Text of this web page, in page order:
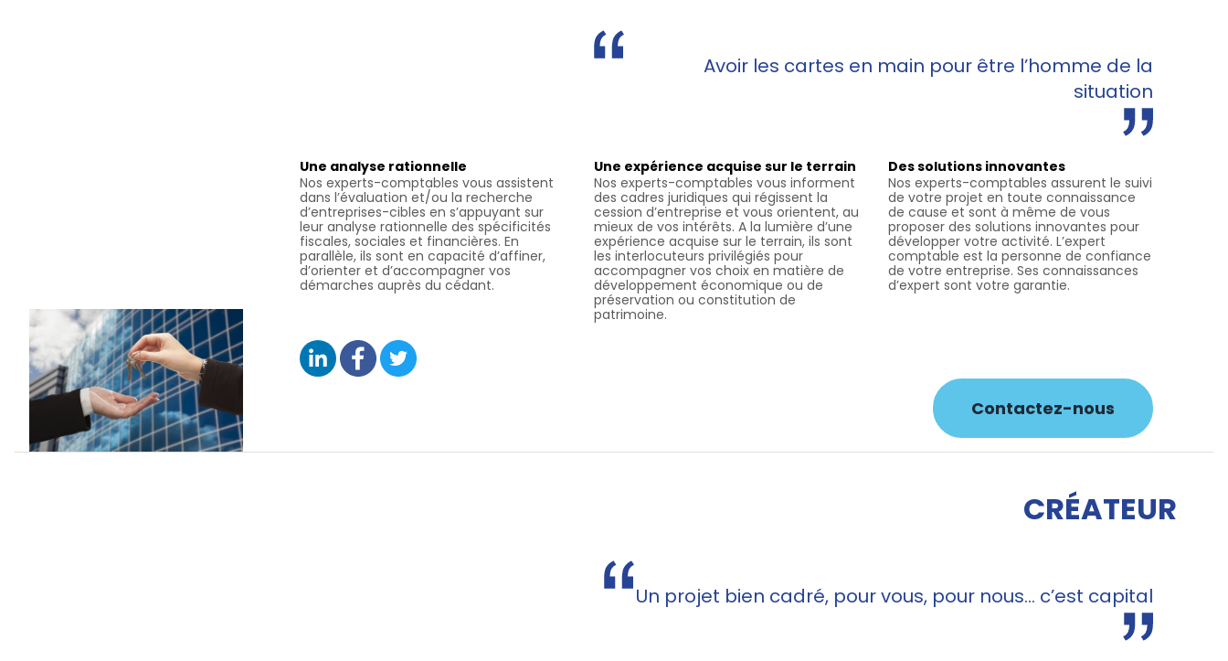
Avoir les cartes en main pour être l’homme de la
situation
Une analyse rationnelle
Nos experts-comptables vous assistent
dans l’évaluation et/ou la recherche
d’entreprises-cibles en s’appuyant sur
leur analyse rationnelle des spécificités
fiscales, sociales et financières. En
parallèle, ils sont en capacité d’affiner,
d’orienter et d’accompagner vos
démarches auprès du cédant.
Une expérience acquise sur le terrain
Nos experts-comptables vous informent
des cadres juridiques qui régissent la
cession d’entreprise et vous orientent, au
mieux de vos intérêts. A la lumière d’une
expérience acquise sur le terrain, ils sont
les interlocuteurs privilégiés pour
accompagner vos choix en matière de
développement économique ou de
préservation ou constitution de
patrimoine.
Des solutions innovantes
Nos experts-comptables assurent le suivi
de votre projet en toute connaissance
de cause et sont à même de vous
proposer des solutions innovantes pour
développer votre activité. L’expert
comptable est la personne de confiance
de votre entreprise. Ses connaissances
d’expert sont votre garantie.
Contactez-nous
CRÉATEUR
Un projet bien cadré, pour vous, pour nous... c’est capital